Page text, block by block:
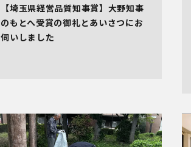
【埼玉県経営品質知事賞】大野知事
のもとへ受賞の御礼とあいさつにお
伺いしました